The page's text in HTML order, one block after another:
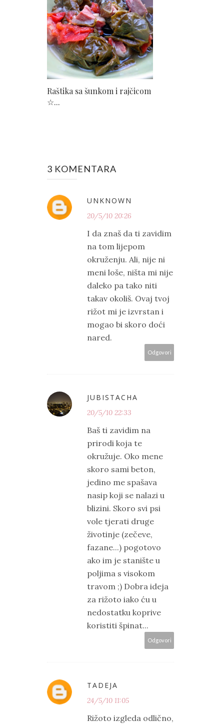
Raštika sa šunkom i rajčicom
☆...
3 KOMENTARA
UNKNOWN
20/5/10 20:26
I da znaš da ti zavidim
na tom lijepom
okruženju. Ali, nije ni
meni loše, ništa mi nije
daleko pa tako niti
takav okoliš. Ovaj tvoj
rižot mi je izvrstan i
mogao bi skoro doći
nared.
Odgovori
JUBISTACHA
20/5/10 22:33
Baš ti zavidim na
prirodi koja te
okružuje. Oko mene
skoro sami beton,
jedino me spašava
nasip koji se nalazi u
blizini. Skoro svi psi
vole tjerati druge
životinje (zečeve,
fazane...) pogotovo
ako im je stanište u
poljima s visokom
travom ;) Dobra ideja
za rižoto iako ću u
nedostatku koprive
koristiti špinat...
Odgovori
TADEJA
24/5/10 11:05
Rižoto izgleda odlično,